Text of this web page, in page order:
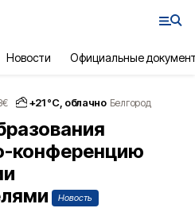
Новости Официальные
€ +21°С, облачно Белгород
конференцию
Новость